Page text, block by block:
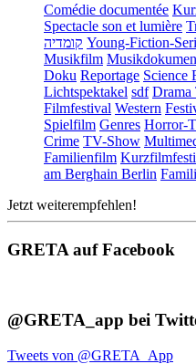
Comédie documentée
Spectacle son et lumière
קומדיה Young-Fiction-
Musikfilm
Doku Reportage Science
Lichtspektakel sdf Drama
Filmfestival Western
Spielfilm Genres Horror-
Crime TV-Show
Familienfilm
am Berghain Berlin
Jetzt weiterempfehlen!
GRETA auf Facebook
@GRETA_app bei
Tweets von @GRETA_App